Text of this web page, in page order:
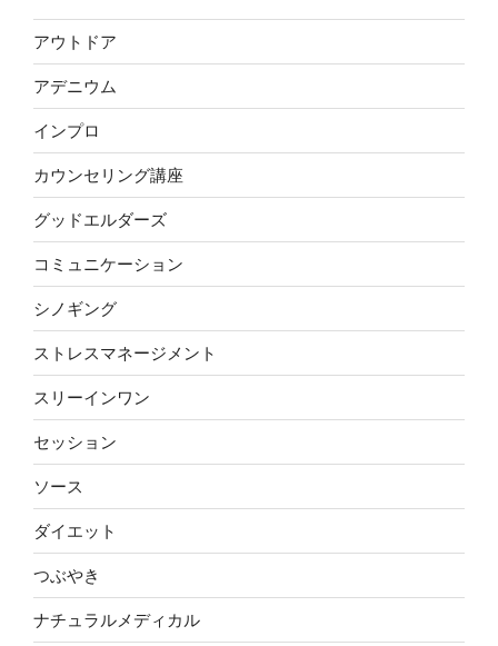
アウトドア
アデニウム
インプロ
カウンセリング講座
グッドエルダーズ
コミュニケーション
シノギング
ストレスマネージメント
スリーインワン
セッション
ソース
ダイエット
つぶやき
ナチュラルメディカル